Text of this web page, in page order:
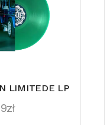
LIMITEDE LP
zł